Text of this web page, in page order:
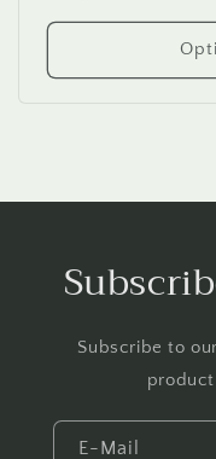
Preis
Subscribe to
E-Mail